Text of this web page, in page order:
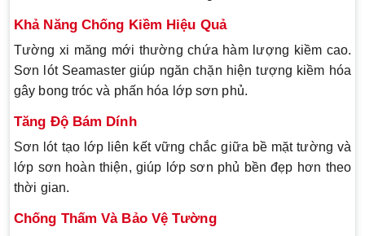
Khả Năng Chống Kiềm Hiệu Quả
Tường xi măng mới thường chứa hàm lượng kiềm cao.
Sơn lót Seamaster giúp ngăn chặn hiện tượng kiềm hóa
gây bong tróc và phấn hóa lớp sơn phủ.
Tăng Độ Bám Dính
Sơn lót tạo lớp liên kết vững chắc giữa bề mặt tường và
lớp sơn hoàn thiện, giúp lớp sơn phủ bền đẹp hơn theo
thời gian.
Chống Thấm Và Bảo Vệ Tường